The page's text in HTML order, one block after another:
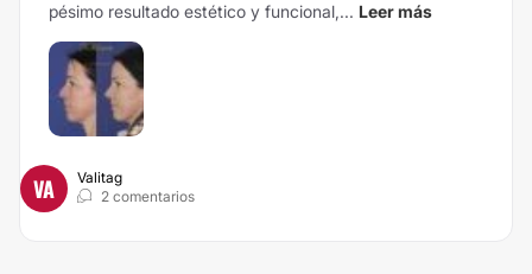
pésimo resultado estético y funcional,... Leer más
VA
Valitag
2 comentarios